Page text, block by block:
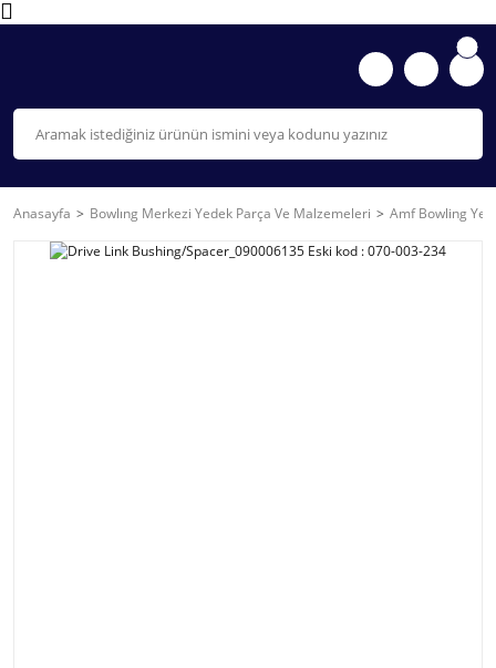
Anasayfa Bowlıng Merkezi Yedek Parça Ve Malzemeleri Amf Bowling